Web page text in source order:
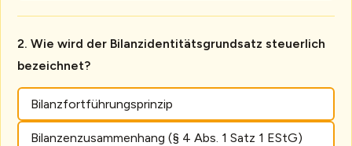
Wie wird der Bilanzidentitätsgrundsatz steuerlich
bezeichnet?
Bilanzfortführungsprinzip
Bilanzenzusammenhang (§ 4 Abs. 1 Satz 1 EStG)